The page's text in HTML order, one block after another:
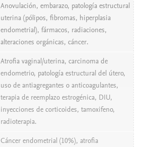
Anovulación, embarazo, patología estructural
uterina (pólipos, fibromas, hiperplasia
endometrial), fármacos, radiaciones,
alteraciones orgánicas, cáncer.
Atrofia vaginal/uterina, carcinoma de
endometrio, patología estructural del útero,
uso de antiagregantes o anticoagulantes,
terapia de reemplazo estrogénica, DIU,
inyecciones de corticoides, tamoxifeno,
radioterapia.
Cáncer endometrial (10%), atrofia